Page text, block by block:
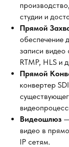
студии и
Прямой
обеспечение
записи видео
RTMP, HLS и
Прямой
конвертер
Видеошлюз
видео в
IP сетям.